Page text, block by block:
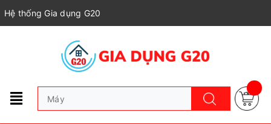
Hệ thống Gia dụng G20